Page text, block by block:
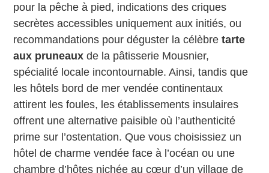
pour la pêche à pied, indications des criques
secrètes accessibles uniquement aux initiés, ou
recommandations pour déguster la célèbretarte
aux pruneaux de la pâtisserie Mousnier,
spécialité locale incontournable. Ainsi, tandis que
les hôtels bord de mer vendée continentaux
attirent les foules, les établissements insulaires
offrent une alternative paisible où l’authenticité
prime sur l’ostentation. Que vous choisissiez un
hôtel de charme vendée face à l’océan ou une
chambre d’hôtes nichée au cœur d’un village de